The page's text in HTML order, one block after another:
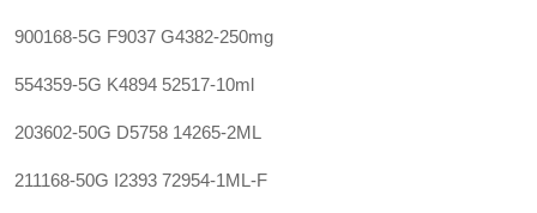
900168-5G F9037 G4382-250mg
554359-5G K4894 52517-10ml
203602-50G D5758 14265-2ML
211168-50G I2393 72954-1ML-F